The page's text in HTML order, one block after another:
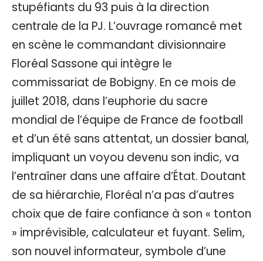
stupéfiants du 93 puis à la direction
centrale de la PJ. L’ouvrage romancé met
en scène le commandant divisionnaire
Floréal Sassone qui intègre le
commissariat de Bobigny. En ce mois de
juillet 2018, dans l’euphorie du sacre
mondial de l’équipe de France de football
et d’un été sans attentat, un dossier banal,
impliquant un voyou devenu son indic, va
l’entraîner dans une affaire d’État. Doutant
de sa hiérarchie, Floréal n’a pas d’autres
choix que de faire confiance à son « tonton
» imprévisible, calculateur et fuyant. Selim,
son nouvel informateur, symbole d’une